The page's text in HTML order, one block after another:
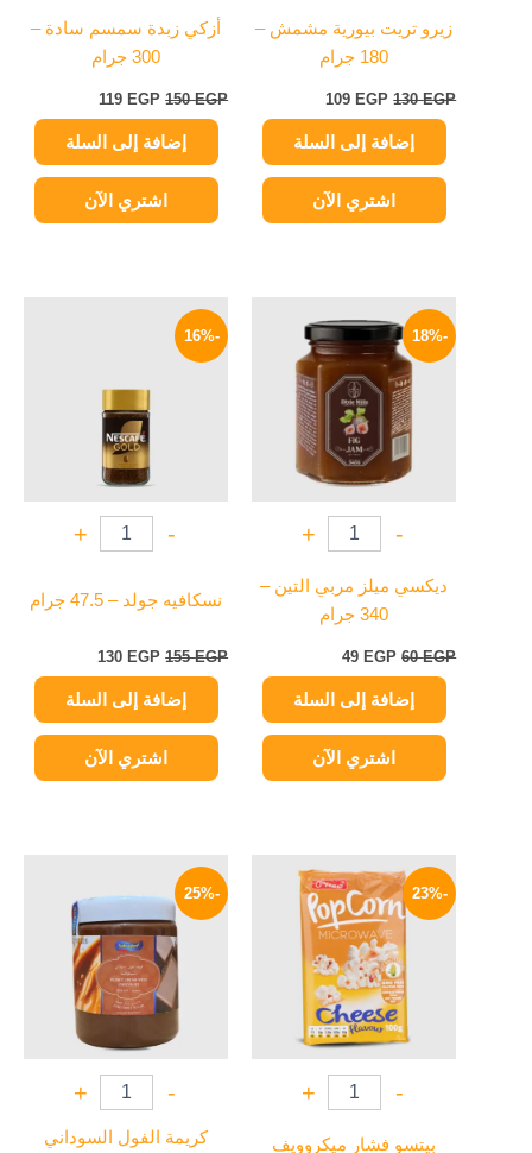
زيرو تريت بيورية مشمش –
180 جرام
130EGP
109 EGP
إضافة إلى السلة
اشتري الآن
أزكي زبدة سمسم سادة –
300 جرام
150EGP
119 EGP
إضافة إلى السلة
اشتري الآن
-18%
-
+
ديكسي ميلز مربي التين –
340 جرام
60EGP
الأصلي
هو:
60 EGP.
49 EGP
الحالي
هو:
49 EGP.
إضافة إلى السلة
اشتري الآن
-16%
-
+
نسكافيه جولد – 47.5 جرام
155EGP
130 EGP
إضافة إلى السلة
اشتري الآن
-23%
-
+
بيتسو فشار ميكروويف
الأصلي
هو:
95 EGP.
الحالي
هو:
73 EGP.
-25%
-
+
كريمة الفول السوداني
هو:
320 EGP.
هو:
239 EGP.